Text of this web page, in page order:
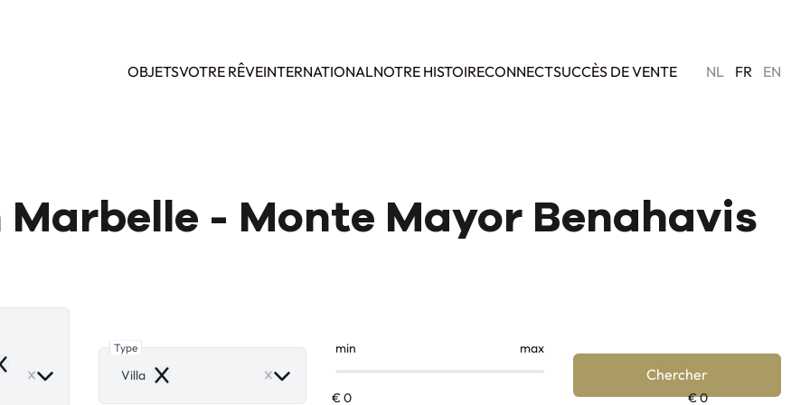
OBJETSVOTRE RÊVEINTERNATIONALNOTRE HISTOIRECONNECTSUCCÈS DE VENTE NL FR EN
- Monte Mayor Benahavis
Type
Villa Remove
min max
Chercher